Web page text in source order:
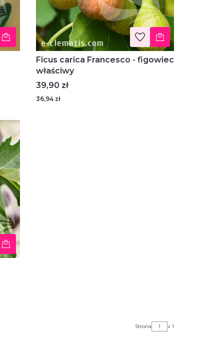
Ficus carica Francesco - figowiec
właściwy
Cena
39,90 zł
36,94 zł
Strona z 1